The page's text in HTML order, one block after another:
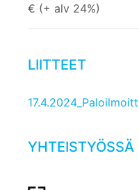
€ (+ alv 24%)
LIITTEET
YHTEISTYÖSSÄ